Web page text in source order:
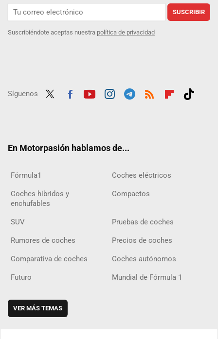
SUSCRIBIR
Suscribiéndote aceptas nuestra política de privacidad
Síguenos
En Motorpasión hablamos de...
Fórmula1 Coches eléctricos
Coches híbridos y
enchufables
Compactos
SUV Pruebas de coches
Rumores de coches Precios de coches
Comparativa de coches Coches autónomos
Futuro Mundial de Fórmula 1
VER MÁS TEMAS